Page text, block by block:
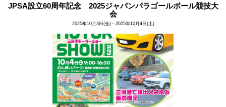
JPSA設立60周年記念 2025ジャパンパラゴールボール競技大
会
2025年10月3日(金)～2025年10月4日(土)